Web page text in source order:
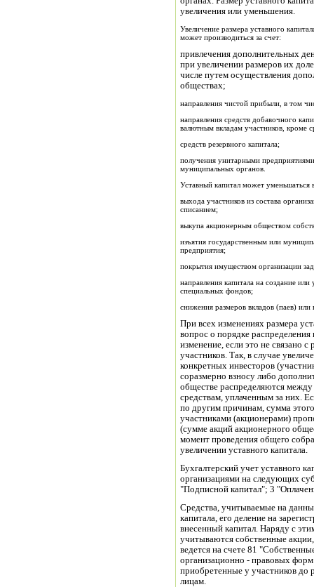
увеличения или уменьшения.
Увеличение размера уставного
может производиться за счет:
привлечения дополнительных
при увеличении размеров их
числе путем осуществления
обществах;
направления чистой прибыли, в том
направления средств добавочного
валютным вкладам участников, кроме
средств резервного капитала;
получения унитарными
муниципальных органов.
Уставный капитал может уменьшаться
выхода участников из состава
списанием;
выкупа акционерным обществом
изъятия государственным или
предприятия;
покрытия имуществом организации
направления капитала на создание
специальных фондов;
снижения размеров вкладов (паев)
При всех изменениях размера
вопрос о порядке
изменение, если это не связано
участников. Так, в случае
конкретных инвесторов
соразмерно взносу либо
обществе распределяются
средствам, уплаченным за них.
по другим причинам, сумма
участниками (акционерами)
(сумме акций акционерного
момент проведения общего
увеличении уставного капитала.
Бухгалтерский учет уставного
организациями на следующих
"Подписной капитал"; 3
Средства, учитываемые на
капитала, его деление на
внесенный капитал. Наряду с
учитываются собственные
ведется на счете 81
организационно - правовых
приобретенные у участников до
лицам.